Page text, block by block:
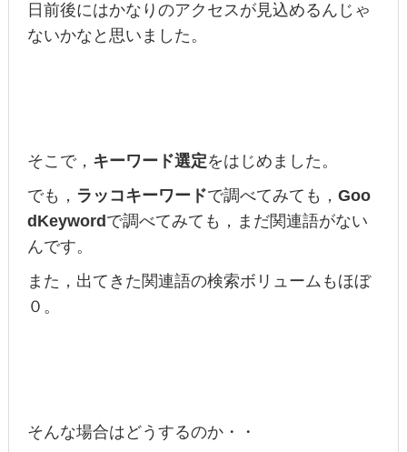
日前後にはかなりのアクセスが見込めるんじゃ
ないかなと思いました。
そこで， キーワード選定をはじめました。
でも， ラッコキーワードで調べてみても， Goo
dKeyword で調べてみても，まだ関連語がない
んです。
また，出てきた関連語の検索ボリュームもほぼ
０。
そんな場合はどうするのか・・